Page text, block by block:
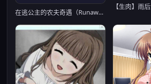
在逃公主的农夫奇遇（Runaway Princess）v0.4 Final 精翻汉化